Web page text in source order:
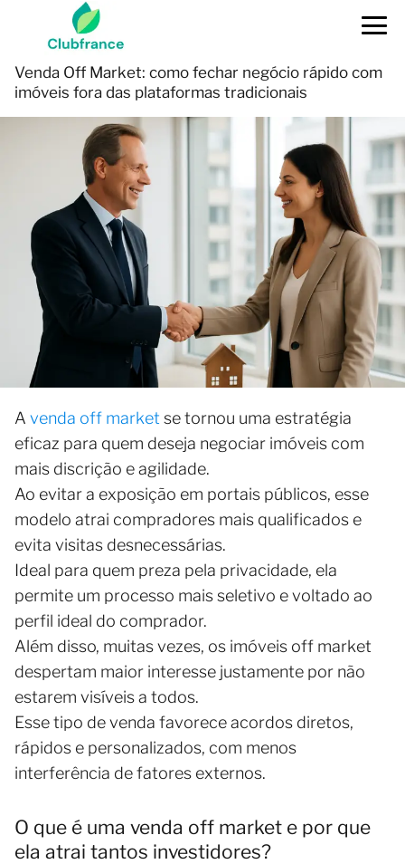
Venda Off Market: como fechar negócio rápido com
imóveis fora das plataformas tradicionais
A venda off market se tornou uma estratégia
eficaz para quem deseja negociar imóveis com
mais discrição e agilidade.
Ao evitar a exposição em portais públicos, esse
modelo atrai compradores mais qualificados e
evita visitas desnecessárias.
Ideal para quem preza pela privacidade, ela
permite um processo mais seletivo e voltado ao
perfil ideal do comprador.
Além disso, muitas vezes, os imóveis off market
despertam maior interesse justamente por não
estarem visíveis a todos.
Esse tipo de venda favorece acordos diretos,
rápidos e personalizados, com menos
interferência de fatores externos.
O que é uma venda off market e por que
ela atrai tantos investidores?